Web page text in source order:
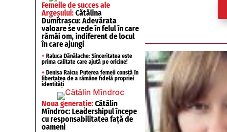
Femeile de succes ale
Argeșului:Cătălina
Dumitrașcu: Adevărata
valoare se vede în felul în care
rămâi om, indiferent de locul
în care ajungi
+ Raluca Dănălache: Sinceritatea este
prima calitate care ajută pe oricine!
+ Denisa Raicu: Puterea femeii constă în
libertatea de a rămâne fidelă propriei
identități
Noua generație:Cătălin
Mîndroc: Leadershipul începe
cu responsabilitatea față de
oameni